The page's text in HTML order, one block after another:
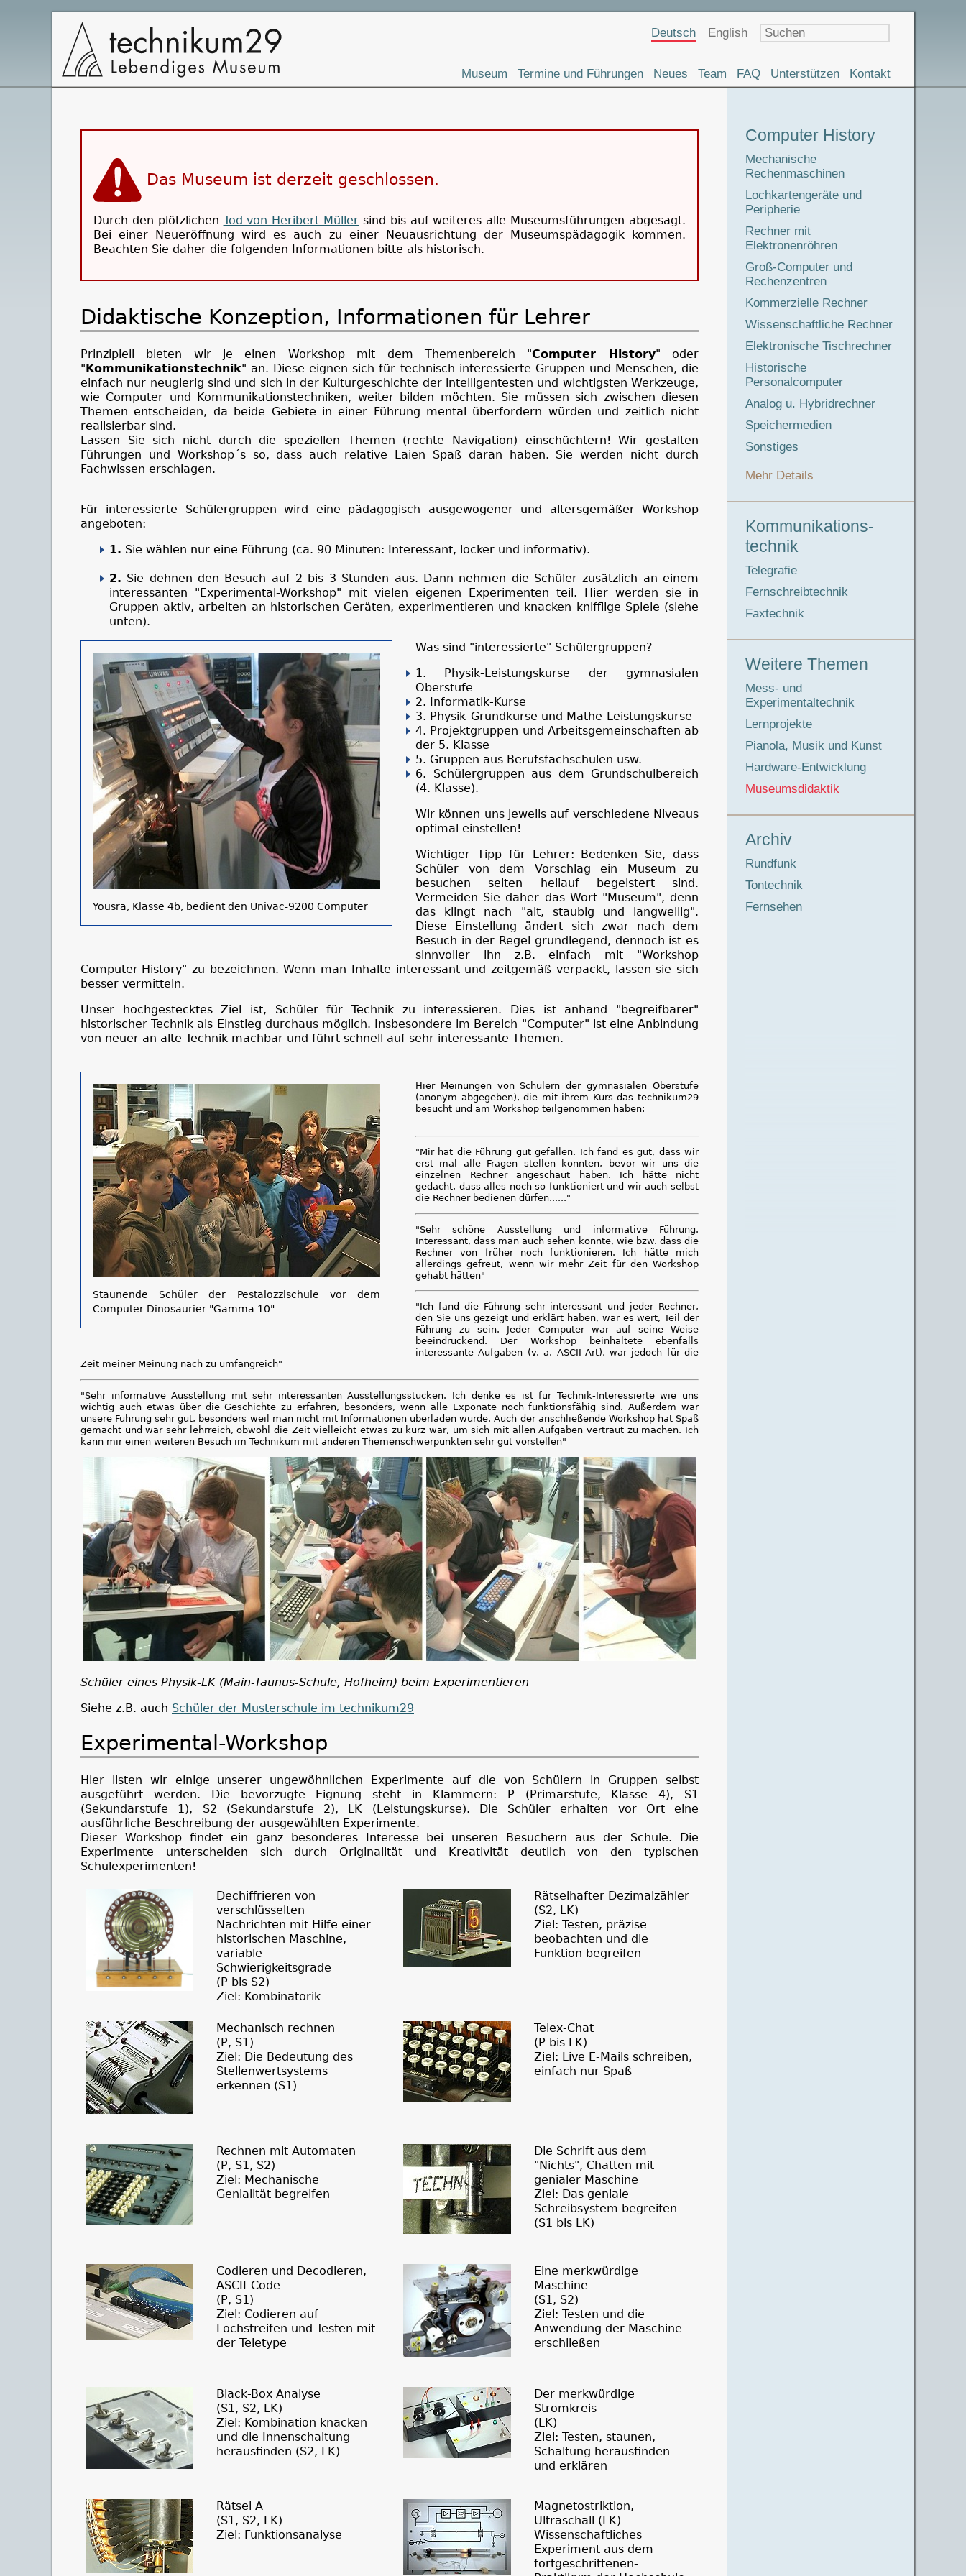
Das Museum ist derzeit geschlossen.
Durch den plötzlichen Tod von Heribert Müller sind bis auf weiteres alle Museumsführungen abgesagt.
Bei einer Neueröffnung wird es auch zu einer Neuausrichtung der Museumspädagogik kommen.
Beachten Sie daher die folgenden Informationen bitte als historisch.
Didaktische Konzeption, Informationen für Lehrer
Prinzipiell bieten wir je einen Workshop mit dem Themenbereich "Computer History" oder
"Kommunikationstechnik" an. Diese eignen sich für technisch interessierte Gruppen und Menschen, die
einfach nur neugierig sind und sich in der Kulturgeschichte der intelligentesten und wichtigsten Werkzeuge,
wie Computer und Kommunikationstechniken, weiter bilden möchten. Sie müssen sich zwischen diesen
Themen entscheiden, da beide Gebiete in einer Führung mental überfordern würden und zeitlich nicht
realisierbar sind.
Lassen Sie sich nicht durch die speziellen Themen (rechte Navigation) einschüchtern! Wir gestalten
Führungen und Workshop´s so, dass auch relative Laien Spaß daran haben. Sie werden nicht durch
Fachwissen erschlagen.
Für interessierte Schülergruppen wird eine pädagogisch ausgewogener und altersgemäßer Workshop
angeboten:
1. Sie wählen nur eine Führung (ca. 90 Minuten: Interessant, locker und informativ).
2. Sie dehnen den Besuch auf 2 bis 3 Stunden aus. Dann nehmen die Schüler zusätzlich an einem
interessanten "Experimental-Workshop" mit vielen eigenen Experimenten teil. Hier werden sie in
Gruppen aktiv, arbeiten an historischen Geräten, experimentieren und knacken knifflige Spiele (siehe
unten).
Yousra, Klasse 4b, bedient den Univac-9200 Computer
Was sind "interessierte" Schülergruppen?
1. Physik-Leistungskurse der gymnasialen
Oberstufe
2. Informatik-Kurse
3. Physik-Grundkurse und Mathe-Leistungskurse
4. Projektgruppen und Arbeitsgemeinschaften ab
der 5. Klasse
5. Gruppen aus Berufsfachschulen usw.
6. Schülergruppen aus dem Grundschulbereich
(4. Klasse).
Wir können uns jeweils auf verschiedene Niveaus
optimal einstellen!
Wichtiger Tipp für Lehrer: Bedenken Sie, dass
Schüler von dem Vorschlag ein Museum zu
besuchen selten hellauf begeistert sind.
Vermeiden Sie daher das Wort "Museum", denn
das klingt nach "alt, staubig und langweilig".
Diese Einstellung ändert sich zwar nach dem
Besuch in der Regel grundlegend, dennoch ist es
sinnvoller ihn z.B. einfach mit "Workshop
Computer-History" zu bezeichnen. Wenn man Inhalte interessant und zeitgemäß verpackt, lassen sie sich
besser vermitteln.
Unser hochgestecktes Ziel ist, Schüler für Technik zu interessieren. Dies ist anhand "begreifbarer"
historischer Technik als Einstieg durchaus möglich. Insbesondere im Bereich "Computer" ist eine Anbindung
von neuer an alte Technik machbar und führt schnell auf sehr interessante Themen.
Staunende Schüler der Pestalozzischule vor dem
Computer-Dinosaurier "Gamma 10"
Hier Meinungen von Schülern der gymnasialen Oberstufe
(anonym abgegeben), die mit ihrem Kurs das technikum29
besucht und am Workshop teilgenommen haben:
"Mir hat die Führung gut gefallen. Ich fand es gut, dass wir
erst mal alle Fragen stellen konnten, bevor wir uns die
einzelnen Rechner angeschaut haben. Ich hätte nicht
gedacht, dass alles noch so funktioniert und wir auch selbst
die Rechner bedienen dürfen......"
"Sehr schöne Ausstellung und informative Führung.
Interessant, dass man auch sehen konnte, wie bzw. dass die
Rechner von früher noch funktionieren. Ich hätte mich
allerdings gefreut, wenn wir mehr Zeit für den Workshop
gehabt hätten"
"Ich fand die Führung sehr interessant und jeder Rechner,
den Sie uns gezeigt und erklärt haben, war es wert, Teil der
Führung zu sein. Jeder Computer war auf seine Weise
beeindruckend. Der Workshop beinhaltete ebenfalls
interessante Aufgaben (v. a. ASCII-Art), war jedoch für die
Zeit meiner Meinung nach zu umfangreich"
"Sehr informative Ausstellung mit sehr interessanten Ausstellungsstücken. Ich denke es ist für Technik-Interessierte wie uns
wichtig auch etwas über die Geschichte zu erfahren, besonders, wenn alle Exponate noch funktionsfähig sind. Außerdem war
unsere Führung sehr gut, besonders weil man nicht mit Informationen überladen wurde. Auch der anschließende Workshop hat Spaß
gemacht und war sehr lehrreich, obwohl die Zeit vielleicht etwas zu kurz war, um sich mit allen Aufgaben vertraut zu machen. Ich
kann mir einen weiteren Besuch im Technikum mit anderen Themenschwerpunkten sehr gut vorstellen"
Schüler eines Physik-LK (Main-Taunus-Schule, Hofheim) beim Experimentieren
Siehe z.B. auch Schüler der Musterschule im technikum29
Experimental-Workshop
Hier listen wir einige unserer ungewöhnlichen Experimente auf die von Schülern in Gruppen selbst
ausgeführt werden. Die bevorzugte Eignung steht in Klammern: P (Primarstufe, Klasse 4), S1
(Sekundarstufe 1), S2 (Sekundarstufe 2), LK (Leistungskurse). Die Schüler erhalten vor Ort eine
ausführliche Beschreibung der ausgewählten Experimente.
Dieser Workshop findet ein ganz besonderes Interesse bei unseren Besuchern aus der Schule. Die
Experimente unterscheiden sich durch Originalität und Kreativität deutlich von den typischen
Schulexperimenten!
Dechiffrieren von
verschlüsselten
Nachrichten mit Hilfe einer
historischen Maschine,
variable
Schwierigkeitsgrade
(P bis S2)
Ziel: Kombinatorik
Rätselhafter Dezimalzähler
(S2, LK)
Ziel: Testen, präzise
beobachten und die
Funktion begreifen
Mechanisch rechnen
(P, S1)
Ziel: Die Bedeutung des
Stellenwertsystems
erkennen (S1)
Telex-Chat
(P bis LK)
Ziel: Live E-Mails schreiben,
einfach nur Spaß
Rechnen mit Automaten
(P, S1, S2)
Ziel: Mechanische
Genialität begreifen
Die Schrift aus dem
"Nichts", Chatten mit
genialer Maschine
Ziel: Das geniale
Schreibsystem begreifen
(S1 bis LK)
Codieren und Decodieren,
ASCII-Code
(P, S1)
Ziel: Codieren auf
Lochstreifen und Testen mit
der Teletype
Eine merkwürdige
Maschine
(S1, S2)
Ziel: Testen und die
Anwendung der Maschine
erschließen
Black-Box Analyse
(S1, S2, LK)
Ziel: Kombination knacken
und die Innenschaltung
herausfinden (S2, LK)
Der merkwürdige
Stromkreis
(LK)
Ziel: Testen, staunen,
Schaltung herausfinden
und erklären
Rätsel A
(S1, S2, LK)
Ziel: Funktionsanalyse
Magnetostriktion,
Ultraschall (LK)
Wissenschaftliches
Experiment aus dem
fortgeschrittenen-
Computer History
Mechanische
Rechenmaschinen
Lochkartengeräte und
Peripherie
Rechner mit
Elektronenröhren
Groß-Computer und
Rechenzentren
Kommerzielle Rechner
Wissenschaftliche Rechner
Elektronische Tischrechner
Historische
Personalcomputer
Analog u. Hybridrechner
Speichermedien
Sonstiges
Mehr Details
Kommunikations-
technik
Telegrafie
Fernschreibtechnik
Faxtechnik
Weitere Themen
Mess- und
Experimentaltechnik
Lernprojekte
Pianola, Musik und Kunst
Hardware-Entwicklung
Museumsdidaktik
Archiv
Rundfunk
Tontechnik
Fernsehen
Hauptnavigation
Museum Termine und Führungen Neues Team FAQ Unterstützen Kontakt
Sprachauswahl
Deutsch English